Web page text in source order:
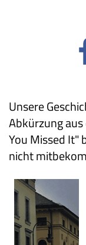
Unsere
Abkürzung
You Missed It"
nicht